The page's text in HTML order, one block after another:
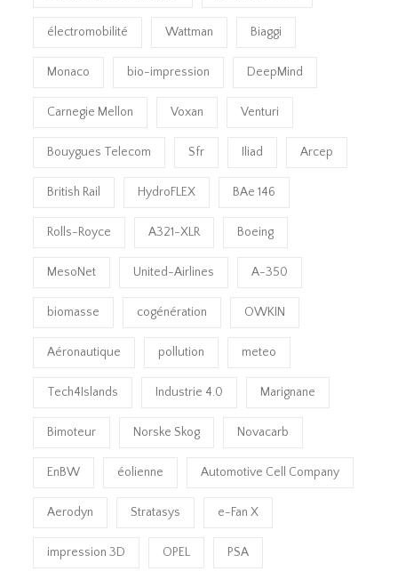
électromobilité Wattman Biaggi
Monaco bio-impression DeepMind
Carnegie Mellon Voxan Venturi
Bouygues Telecom Sfr Iliad Arcep
British Rail HydroFLEX BAe 146
Rolls-Royce A321-XLR Boeing
MesoNet United-Airlines A-350
biomasse cogénération OWKIN
Aéronautique pollution meteo
Tech4Islands Industrie 4.0 Marignane
Bimoteur Norske Skog Novacarb
EnBW éolienne Automotive Cell Company
Aerodyn Stratasys e-Fan X
impression 3D OPEL PSA